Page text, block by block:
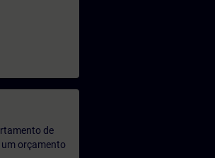
de
um orçamento